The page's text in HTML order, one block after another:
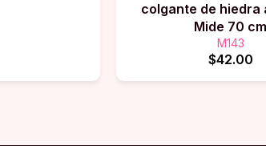
colgante de hiedra
Mide 70 cm
M143
$42.00